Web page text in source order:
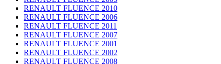
RENAULT FLUENCE 2010
RENAULT FLUENCE 2006
RENAULT FLUENCE 2011
RENAULT FLUENCE 2007
RENAULT FLUENCE 2001
RENAULT FLUENCE 2002
RENAULT FLUENCE 2008